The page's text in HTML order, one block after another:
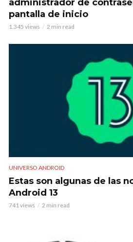
administrador de
pantalla de inicio
1.345 views 2 min read
UNIVERSO ANDROID
Estas son algunas de las
Android 13
741 views 2 min read